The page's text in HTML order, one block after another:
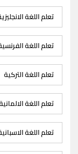
تعلم اللغة
تعلم اللغة
تعلم اللغة التركية
تعلم اللغة
تعلم اللغة